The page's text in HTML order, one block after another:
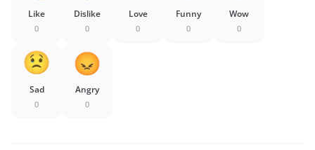
Like
0
Dislike
0
Love
0
Funny
0
Wow
0
Sad
0
Angry
0